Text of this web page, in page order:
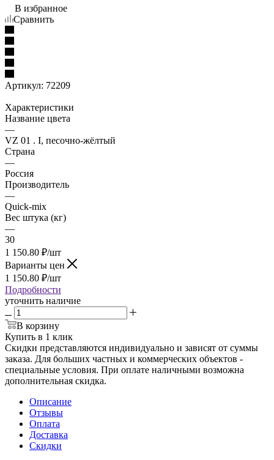
В избранное
Сравнить
Артикул: 72209
Характеристики
Название цвета
—
VZ 01 . I, песочно-жёлтый
Страна
—
Россия
Производитель
—
Quick-mix
Вес штука (кг)
—
30
1 150.80 ₽/шт
Варианты цен
1 150.80 ₽/шт
Подробности
уточнить наличие
В корзину
Купить в 1 клик
Скидки представляются индивидуально и зависят от суммы
заказа. Для больших частных и коммерческих объектов -
специальные условия. При оплате наличными возможна
дополнительная скидка.
Описание
Отзывы
Оплата
Доставка
Скидки